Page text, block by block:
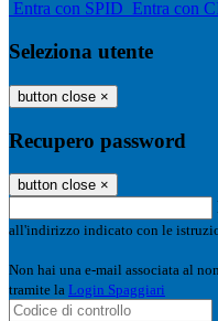
Entra con SPID Entra con
Seleziona utente
button close ×
Recupero password
button close ×
all'indirizzo indicato con le
Non hai una e-mail associata al
tramite la Login Spaggiari